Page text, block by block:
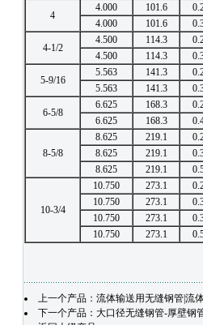
4
4.000 101.6
4.000
101.6
4-1/2
4.500 114.3
4.500
114.3
5-9/16
5.563 141.3
5.563
141.3
6-5/8
6.625 168.3
6.625
168.3
8-5/8
8.625 219.1
8.625
219.1
8.625
219.1
10-3/4
10.750 273.1
10.750
273.1
10.750
273.1
10.750
273.1
上一个产品： 流体输送用无缝钢管|流
下一个产品： 大口径无缝钢管-厚壁钢